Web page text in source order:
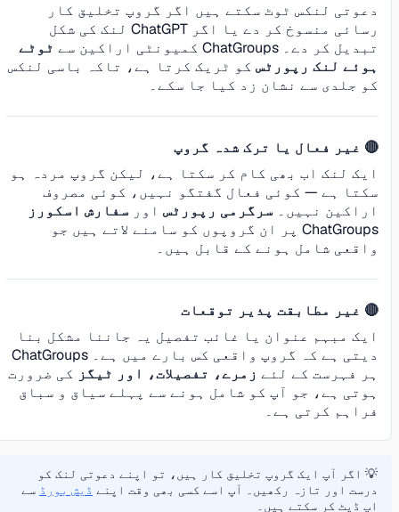
دعوتی لنکس ٹوٹ سکتے ہیں اگر گروپ تخلیق کار
رسائی منسوخ کر دے یا اگر ChatGPT لنک کی شکل
تبدیل کر دے۔ ChatGroups کمیونٹی اراکین سے
ٹوٹے
ہوئے لنک رپورٹسکو ٹریک کرتا ہے، تاکہ باسی لنکس
کو جلدی سے نشان زد کیا جا سکے۔
🔴 غیر فعال یا ترک شدہ گروپ
ایک لنک اب بھی کام کر سکتا ہے، لیکن گروپ مردہ ہو
سکتا ہے — کوئی فعال گفتگو نہیں، کوئی مصروف
اراکین نہیں۔سرگرمی رپورٹساور سفارش اسکورز
ChatGroups پر ان گروپوں کو سامنے لاتے ہیں جو
واقعی شامل ہونے کے قابل ہیں۔
🔴 غیر مطابقت پذیر توقعات
ایک مبہم عنوان یا غائب تفصیل یہ جاننا مشکل بنا
دیتی ہے کہ گروپ واقعی کس بارے میں ہے۔ ChatGroups
ہر فہرست کے لئےزمرے، تفصیلات، اور ٹیگزکی ضرورت
ہوتی ہے، جو آپ کو شامل ہونے سے پہلے سیاق و سباق
فراہم کرتی ہے۔
💡 اگر آپ ایک گروپ تخلیق کار ہیں، تو اپنے دعوتی لنک کو
درست اور تازہ رکھیں۔ آپ اسے کسی بھی وقت اپنےڈیش بورڈ سے
اپ ڈیٹ کر سکتے ہیں۔